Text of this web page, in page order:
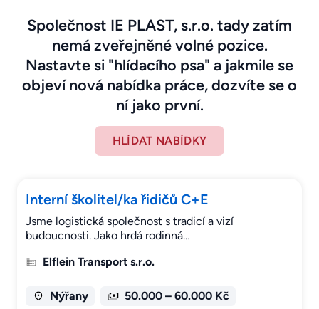
Společnost IE PLAST, s.r.o. tady zatím
nemá zveřejněné volné pozice.
Nastavte si "hlídacího psa" a jakmile se
objeví nová nabídka práce, dozvíte se o
ní jako první.
HLÍDAT NABÍDKY
Interní školitel/ka řidičů C+E
Jsme logistická společnost s tradicí a vizí
budoucnosti. Jako hrdá rodinná…
Elflein Transport s.r.o.
Nýřany 50.000 – 60.000 Kč